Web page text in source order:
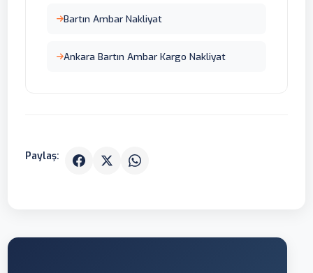
Bartın Ambar Nakliyat
Ankara Bartın Ambar Kargo Nakliyat
Paylaş: